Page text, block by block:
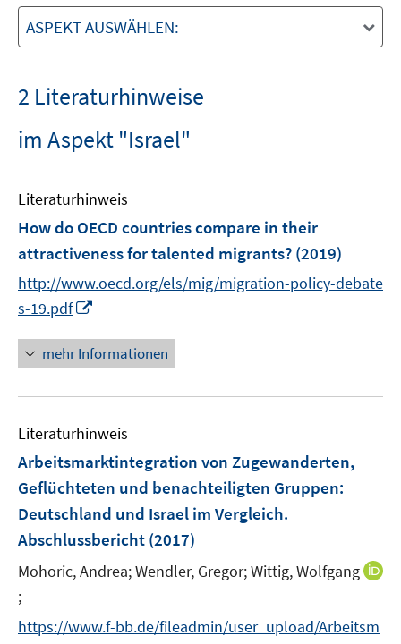
ASPEKT AUSWÄHLEN:
2 Literaturhinweise
im Aspekt "Israel"
Literaturhinweis
How do OECD countries compare in their
attractiveness for talented migrants? (2019)
http://www.oecd.org/els/mig/migration-policy-debate
s-19.pdf
n
e
u
m
F
n
s
t
f
mehr Informationen
Literaturhinweis
Arbeitsmarktintegration von Zugewanderten,
Geflüchteten und benachteiligten Gruppen:
Deutschland und Israel im Vergleich.
Abschlussbericht (2017)
Mohoric, Andrea;Wendler, Gregor;Wittig, Wolfgang
I
n
;
https://www.f-bb.de/fileadmin/user_upload/Arbeitsm